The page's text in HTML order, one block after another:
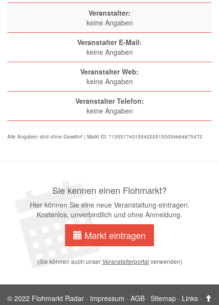
Veranstalter:
keine Angaben
Veranstalter E-Mail:
keine Angaben
Veranstalter Web:
keine Angaben
Veranstalter Telefon:
keine Angaben
Alle Angaben sind ohne Gewähr! | Markt ID: 71355174315042025150054664875472
Sie kennen einen Flohmarkt?
Hier können Sie eine neue Veranstaltung eintragen.
Kostenlos, unverbindlich und ohne Anmeldung.
Markt eintragen
(Sie können auch unserVeranstalterportal verwenden)
© 2022 Flohmarkt Radar · Impressum · AGB · Sitemap · Links ·